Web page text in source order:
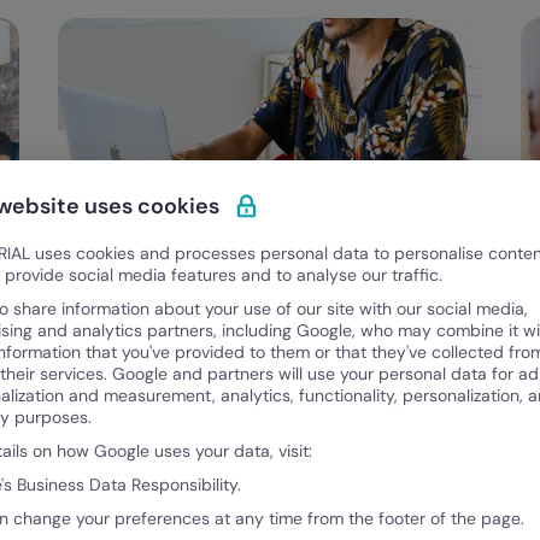
Categorias
Consejos
Plan de mejora continua en la empresa:
qué es y cuáles son sus técnicas
Ana Sofía
April 24, 2023
uses cookies
uses cookies and processes personal data to personalise
provide social media features and to analyse our traffic.
share information about your use of our site with our social media,
and analytics partners, including Google, who may combine it
that you've provided to them or that they've collected
services. Google and partners will use your personal data for ad
and measurement, analytics, functionality, personalization,
purposes.
on how Google uses your data, visit:
Business Data Responsibility.
change your preferences at any time from the footer of the page.